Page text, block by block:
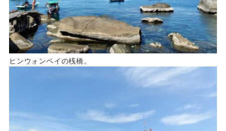
ヒンウォンベイの桟橋。